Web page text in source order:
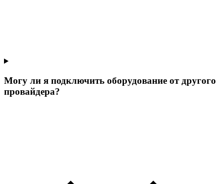
Могу ли я подключить оборудование от другого
провайдера?